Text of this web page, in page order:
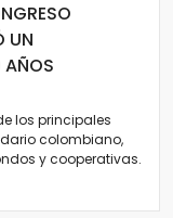
UN
AÑOS
los principales
colombiano,
y cooperativas.